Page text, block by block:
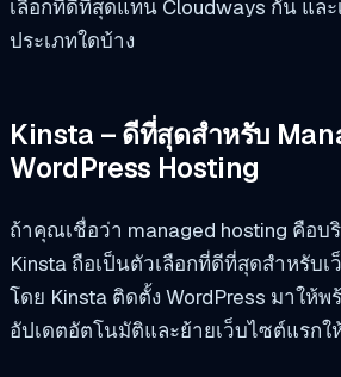
เลือกที่ดีที่สุดแทน Cloudways กัน แล
ประเภทใดบ้าง
Kinsta – ดีที่สุดสำหรับ
WordPress Hosting
ถ้าคุณเชื่อว่า managed hosting คือบ
Kinsta ถือเป็นตัวเลือกที่ดีที่สุดสำหรับเ
โดย Kinsta ติดตั้ง WordPress มาให้
อัปเดตอัตโนมัติและย้ายเว็บไซต์แรกใ